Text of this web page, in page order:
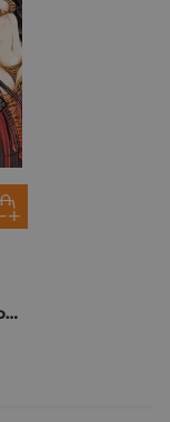
Wielka Wojna Zodiaku #03